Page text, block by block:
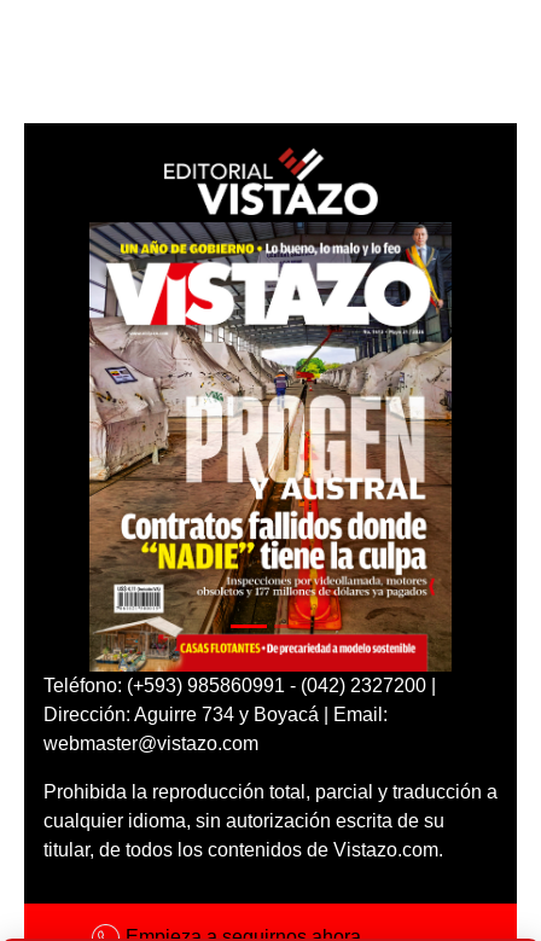
Teléfono: (+593) 985860991 - (042) 2327200 |
Dirección: Aguirre 734 y Boyacá | Email:
webmaster@vistazo.com
Prohibida la reproducción total, parcial y traducción a
cualquier idioma, sin autorización escrita de su
titular, de todos los contenidos de Vistazo.com.
Empieza a seguirnos ahora